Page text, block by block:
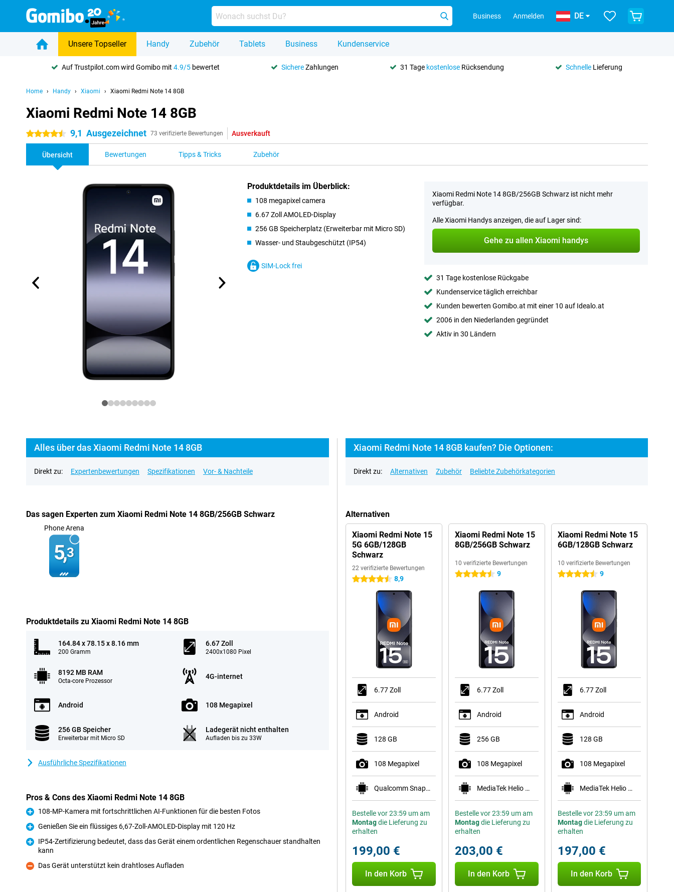
Business Anmelden DE
Unsere Topseller Handy Zubehör Tablets Business Kundenservice
Auf Trustpilot.com wird Gomibo mit4.9/5 bewertet SichereZahlungen 31 Tage kostenloseRücksendung SchnelleLieferung
Home Handy Xiaomi Xiaomi Redmi Note 14 8GB
Xiaomi Redmi Note 14 8GB
4.5 Sterne 9,1 Ausgezeichnet 73 verifizierte Bewertungen Ausverkauft
Übersicht Bewertungen Tipps & Tricks Zubehör
Produktdetails im Überblick:
108 megapixel camera
6.67 Zoll AMOLED-Display
256 GB Speicherplatz (Erweiterbar mit Micro SD)
Wasser- und Staubgeschützt (IP54)
SIM-Lock frei
Xiaomi Redmi Note 14 8GB/256GB Schwarz ist nicht mehr
verfügbar.
Alle Xiaomi Handys anzeigen, die auf Lager sind:
Gehe zu allen Xiaomi handys
31 Tage kostenlose Rückgabe
Kundenservice täglich erreichbar
Kunden bewerten Gomibo.at mit einer 10 auf Idealo.at
2006 in den Niederlanden gegründet
Aktiv in 30 Ländern
Alles über das Xiaomi Redmi Note 14 8GB
Direkt zu: Expertenbewertungen Spezifikationen Vor- & Nachteile
Das sagen Experten zum Xiaomi Redmi Note 14 8GB/256GB Schwarz
Phone Arena
5,3
Produktdetails zu Xiaomi Redmi Note 14 8GB
164.84 x 78.15 x 8.16 mm
200 Gramm
6.67 Zoll
2400x1080 Pixel
8192 MB RAM
Octa-core Prozessor
4G-internet
Android 108 Megapixel
256 GB Speicher
Erweiterbar mit Micro SD
Ladegerät nicht enthalten
Aufladen bis zu 33W
Ausführliche Spezifikationen
Pros & Cons des Xiaomi Redmi Note 14 8GB
Pro
108-MP-Kamera mit fortschrittlichen AI-Funktionen für die besten Fotos
Pro
Genießen Sie ein flüssiges 6,67-Zoll-AMOLED-Display mit 120 Hz
IP54-Zertifizierung bedeutet, dass das Gerät einem ordentlichen Regenschauer standhalten
kann
Kontra
Das Gerät unterstützt kein drahtloses Aufladen
Xiaomi Redmi Note 14 8GB kaufen? Die Optionen:
Direkt zu: Alternativen Zubehör Beliebte Zubehörkategorien
Alternativen
Xiaomi Redmi Note 15
5G 6GB/128GB
Schwarz
22 verifizierte Bewertungen
4.5 Sterne 8,9
6.77 Zoll
Android
128 GB
108 Megapixel
Qualcomm Snapdragon 6 Gen 3 Mobile Platform
Bestelle vor 23:59 um am
Montagdie Lieferung zu
erhalten
199,00 €
In den Korb
Xiaomi Redmi Note 15
8GB/256GB Schwarz
10 verifizierte Bewertungen
4.5 Sterne 9
6.77 Zoll
Android
256 GB
108 Megapixel
MediaTek Helio G100-Ultra
Bestelle vor 23:59 um am
Montagdie Lieferung zu
erhalten
203,00 €
In den Korb
Xiaomi Redmi Note 15
6GB/128GB Schwarz
10 verifizierte Bewertungen
4.5 Sterne 9
6.77 Zoll
Android
128 GB
108 Megapixel
MediaTek Helio G100-Ultra
Bestelle vor 23:59 um am
Montagdie Lieferung zu
erhalten
197,00 €
In den Korb